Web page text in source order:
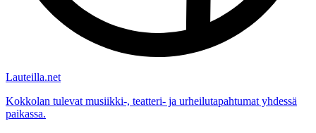
Lauteilla.net
Kokkolan tulevat musiikki-, teatteri- ja urheilutapahtumat yhdessä
paikassa.